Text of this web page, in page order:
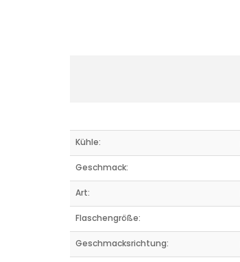
Kühle:
Geschmack:
Art:
Flaschengröße:
Geschmacksrichtung: